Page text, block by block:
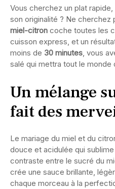
Vous cherchez un plat
son originalité ? Ne
miel-citron coche toutes les
cuisson express, et un
moins de 30 minutes, vous
salé qui mettra tout le monde
Un mélange
fait des
Le mariage du miel et du
douce et acidulée qui
contraste entre le sucré du
crée une sauce brillante,
chaque morceau à la